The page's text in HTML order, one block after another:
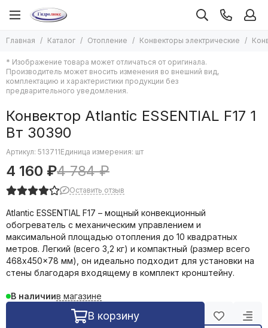
Отопление
Котлы отопления
Печи отопительные
Насосы для отопления
Дымоходы и комплектующие к ним
Водяные тепловентиляторы и комплектующие к ним
Оборудование для бань и саун
Комплектующие для систем отопления
Экспанзоматы
Емкости буферные
Теплый пол
Завесы тепловые
Конвекторы водяные
Конвекторы электрические
Обогреватели инфракрасные
Обогреватели масляные
Тепловые пушки
Тепловентиляторы электрические
Главная Каталог Отопление Конвекторы электрические
* Изображение товара может отличаться от оригинала.
Производитель может вносить изменения во внешний вид,
комплектацию и характеристики продукции без
предварительного уведомления.
Конвектор Atlantic ESSENTIAL F17 1
Вт 30390
Артикул: 513711Единица измерения: шт
4 160 ₽4 784 ₽
Оставить отзыв
Atlantic ESSENTIAL F17 – мощный конвекционный
обогреватель с механическим управлением и
максимальной площадью отопления до 10 квадратных
метров. Легкий (всего 3,2 кг) и компактный (размер всего
468x450x78 мм), он идеально подходит для установки на
стены благодаря входящему в комплект кронштейну.
В наличии в магазине
В корзину